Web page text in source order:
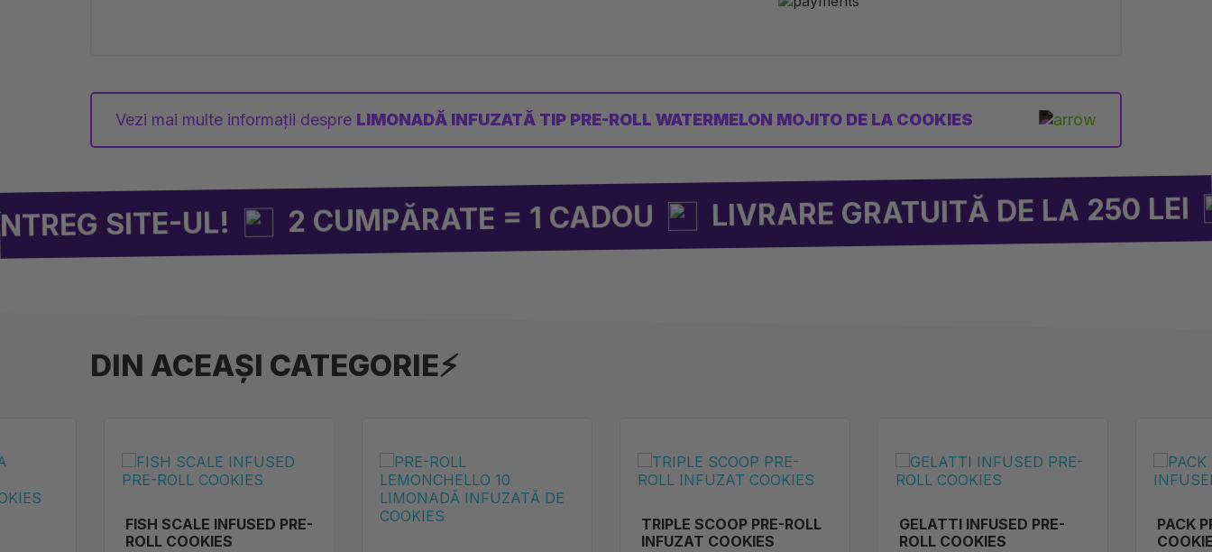
Vezi mai multe informații despre LIMONADĂ INFUZATĂ TIP PRE-ROLL WATERMELON MOJITO DE LA COOKIES
UL! 2 CUMPĂRATE = 1 CADOU LIVRARE GRATUITĂ DE LA 250 LEI
DIN ACEAȘI CATEGORIE⚡
FISH SCALE INFUSED PRE-
ROLL COOKIES
TRIPLE SCOOP PRE-ROLL
INFUZAT COOKIES
GELATTI INFUSED PRE-
ROLL COOKIES
PACK